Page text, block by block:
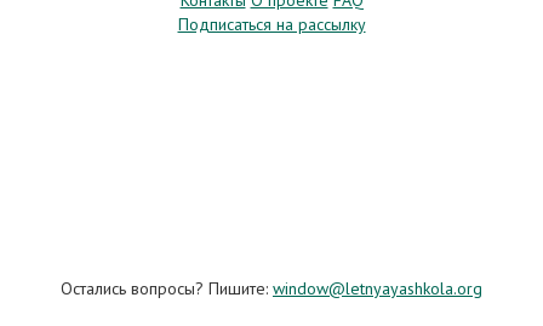
Подписаться на рассылку
Остались вопросы? Пишите: window@letnyayashkola.org